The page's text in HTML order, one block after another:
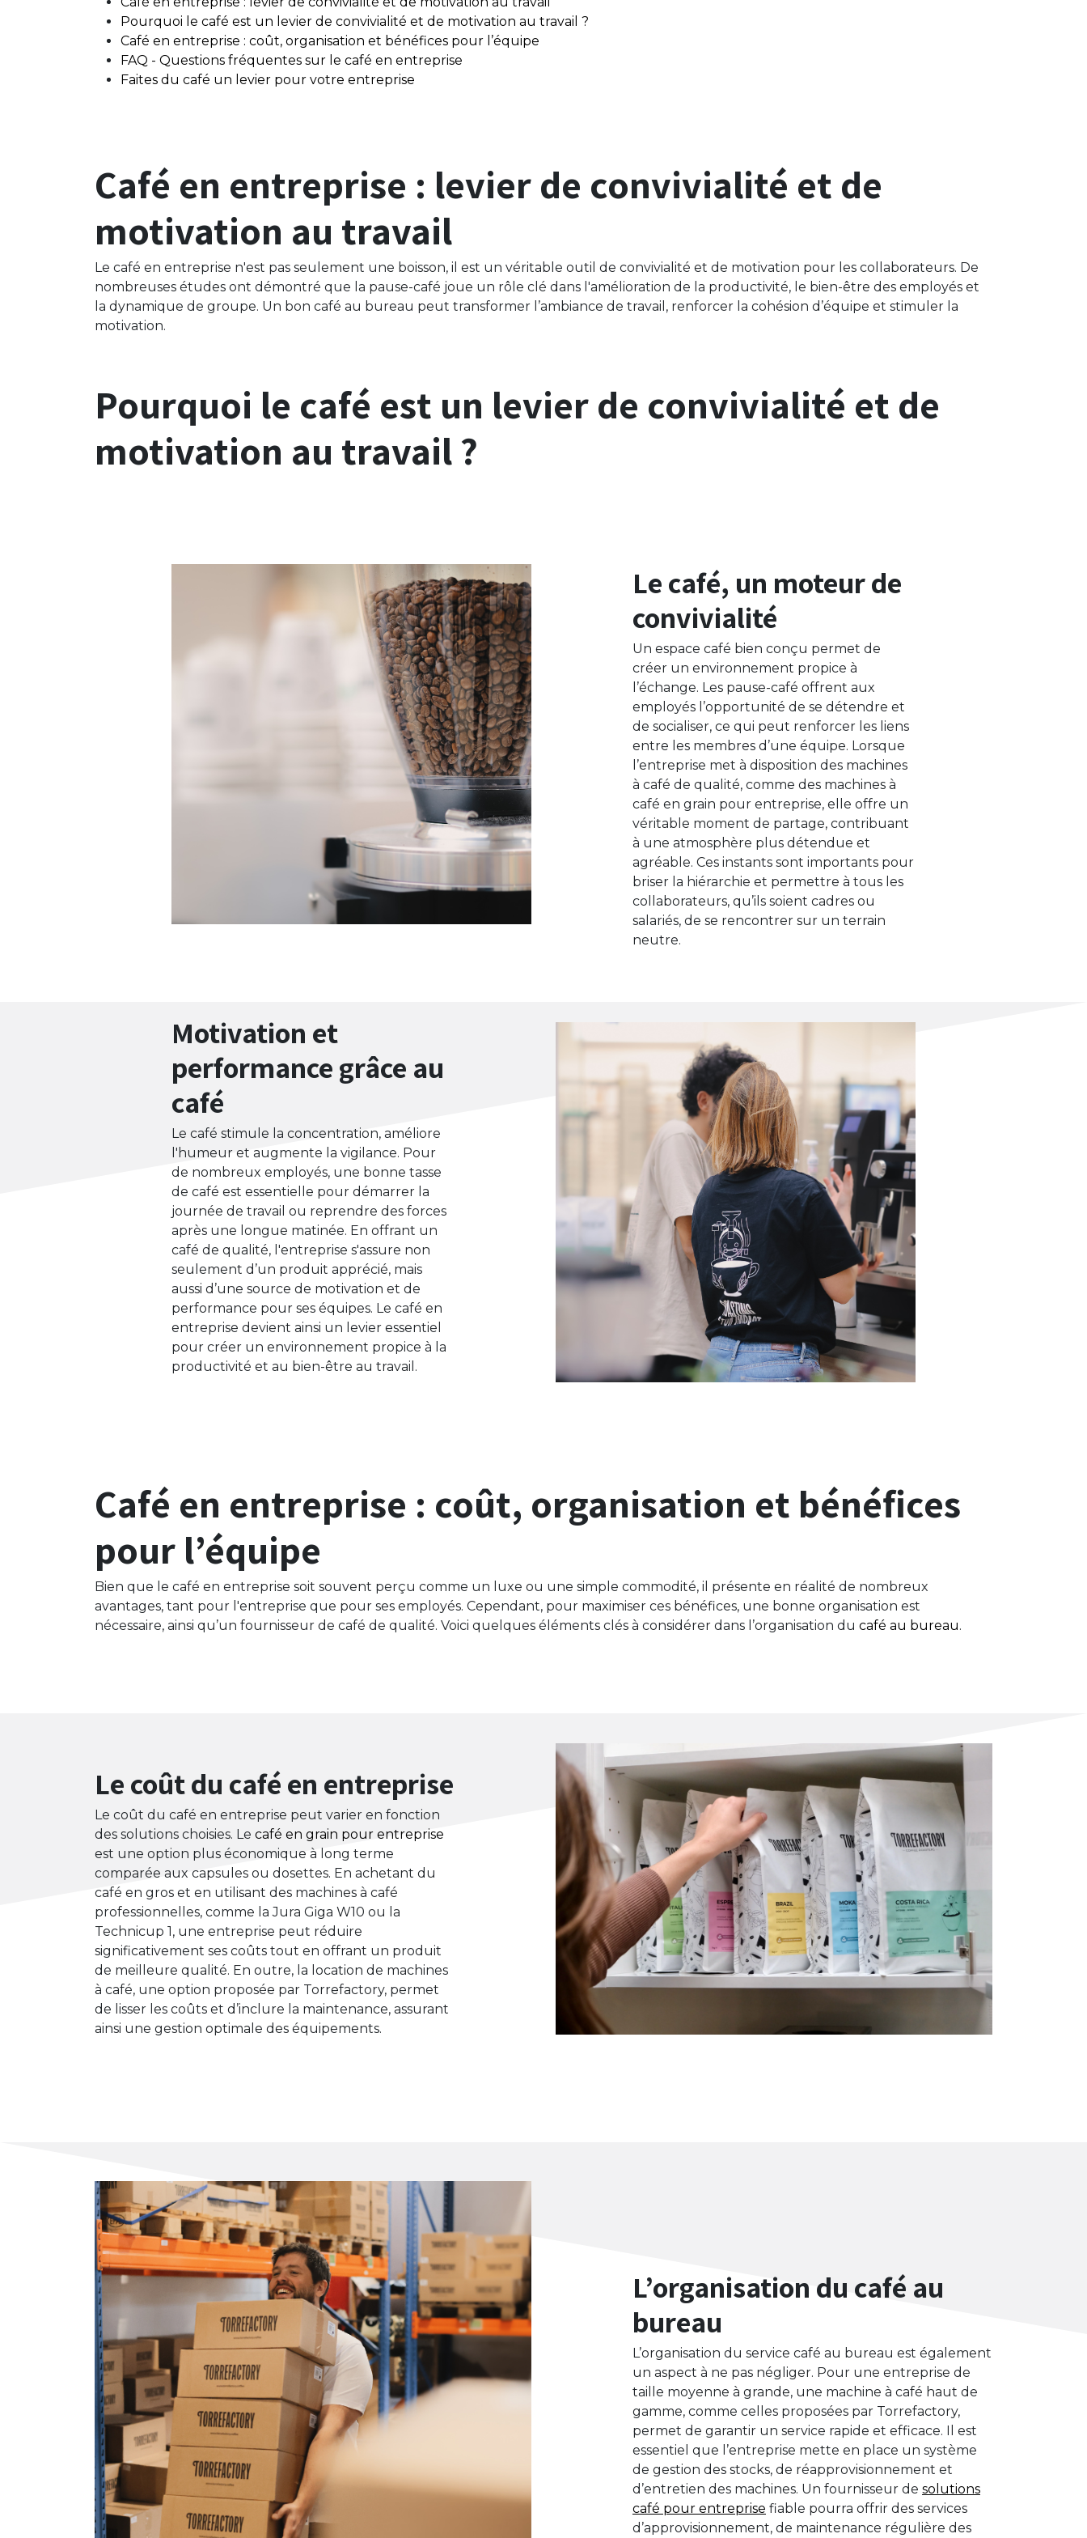
Pourquoi le café est un levier de convivialité et de motivation au travail ?
Café en entreprise : coût, organisation et bénéfices pour l’équipe
FAQ - Questions fréquentes sur le café en entreprise
Faites du café un levier pour votre entreprise
Café en entreprise : levier de convivialité et de
motivation au travail
Le café en entreprise n'est pas seulement une boisson, il est un véritable outil de convivialité et de motivation pour les collaborateurs. De
nombreuses études ont démontré que la pause-café joue un rôle clé dans l'amélioration de la productivité, le bien-être des employés et
la dynamique de groupe. Un bon café au bureau peut transformer l’ambiance de travail, renforcer la cohésion d’équipe et stimuler la
motivation.
Pourquoi le café est un levier de convivialité et de
motivation au travail ?
Le café, un moteur de
convivialité
Un espace café bien conçu permet de
créer un environnement propice à
l’échange. Les pause-café offrent aux
employés l’opportunité de se détendre et
de socialiser, ce qui peut renforcer les liens
entre les membres d’une équipe. Lorsque
l’entreprise met à disposition des machines
à café de qualité, comme des machines à
café en grain pour entreprise, elle offre un
véritable moment de partage, contribuant
à une atmosphère plus détendue et
agréable. Ces instants sont importants pour
briser la hiérarchie et permettre à tous les
collaborateurs, qu’ils soient cadres ou
salariés, de se rencontrer sur un terrain
neutre.
Motivation et
performance grâce au
café
Le café stimule la concentration, améliore
l'humeur et augmente la vigilance. Pour
de nombreux employés, une bonne tasse
de café est essentielle pour démarrer la
journée de travail ou reprendre des forces
après une longue matinée. En offrant un
café de qualité, l'entreprise s'assure non
seulement d’un produit apprécié, mais
aussi d’une source de motivation et de
performance pour ses équipes. Le café en
entreprise devient ainsi un levier essentiel
pour créer un environnement propice à la
productivité et au bien-être au travail.
Café en entreprise : coût, organisation et bénéfices
pour l’équipe
Bien que le café en entreprise soit souvent perçu comme un luxe ou une simple commodité, il présente en réalité de nombreux
avantages, tant pour l'entreprise que pour ses employés. Cependant, pour maximiser ces bénéfices, une bonne organisation est
nécessaire, ainsi qu’un fournisseur de café de qualité. Voici quelques éléments clés à considérer dans l’organisation du café au bureau.
Le coût du café en entreprise
Le coût du café en entreprise peut varier en fonction
des solutions choisies. Le café en grain pour entreprise
est une option plus économique à long terme
comparée aux capsules ou dosettes. En achetant du
café en gros et en utilisant des machines à café
professionnelles, comme la Jura Giga W10 ou la
Technicup 1, une entreprise peut réduire
significativement ses coûts tout en offrant un produit
de meilleure qualité. En outre, la location de machines
à café, une option proposée par Torrefactory, permet
de lisser les coûts et d’inclure la maintenance, assurant
ainsi une gestion optimale des équipements.
L’organisation du café au
bureau
L’organisation du service café au bureau est également
un aspect à ne pas négliger. Pour une entreprise de
taille moyenne à grande, une machine à café haut de
gamme, comme celles proposées par Torrefactory,
permet de garantir un service rapide et efficace. Il est
essentiel que l’entreprise mette en place un système
de gestion des stocks, de réapprovisionnement et
d’entretien des machines. Un fournisseur de solutions
café pour entreprise fiable pourra offrir des services
d’approvisionnement, de maintenance régulière des